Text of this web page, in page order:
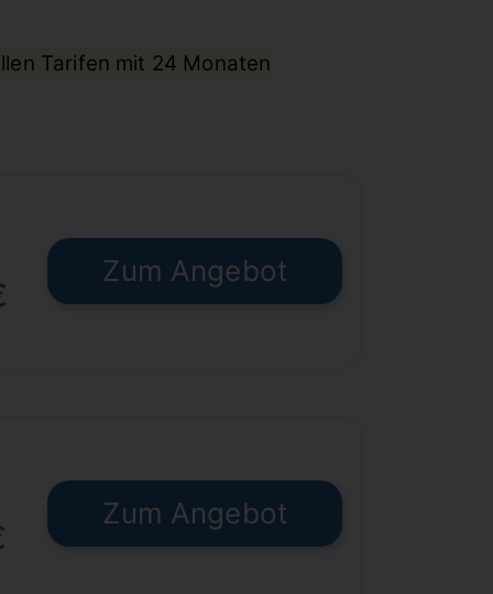
Tarifen mit 24 Monaten
Zum Angebot
Zum Angebot